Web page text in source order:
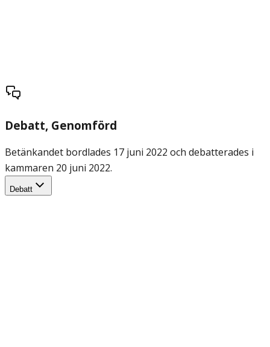
Debatt, Genomförd
Betänkandet bordlades 17 juni 2022 och debatterades i
kammaren 20 juni 2022.
Debatt